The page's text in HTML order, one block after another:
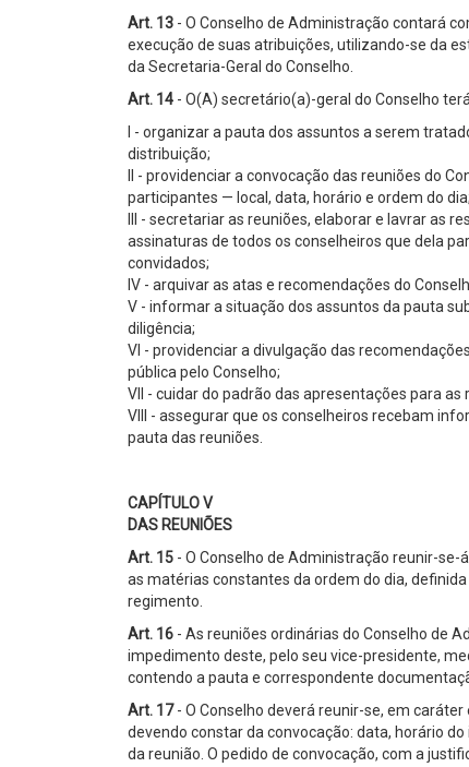
Art. 13 - O Conselho de Administração contará
execução de suas atribuições, utilizando-se da
da Secretaria-Geral do Conselho.
Art. 14 - O(A) secretário(a)-geral do Conselho
I - organizar a pauta dos assuntos a serem
distribuição;
II - providenciar a convocação das reuniões do
participantes — local, data, horário e ordem do dia;
III - secretariar as reuniões, elaborar e lavrar as
assinaturas de todos os conselheiros que dela
convidados;
IV - arquivar as atas e recomendações do
V - informar a situação dos assuntos da pauta
diligência;
VI - providenciar a divulgação das
pública pelo Conselho;
VII - cuidar do padrão das apresentações para as
VIII - assegurar que os conselheiros recebam
pauta das reuniões.
CAPÍTULO V
DAS REUNIÕES
Art. 15 - O Conselho de Administração reunir-
as matérias constantes da ordem do dia,
regimento.
Art. 16 - As reuniões ordinárias do Conselho de
impedimento deste, pelo seu vice-presidente,
contendo a pauta e correspondente
Art. 17- O Conselho deverá reunir-se, em
devendo constar da convocação: data, horário
da reunião. O pedido de convocação, com a